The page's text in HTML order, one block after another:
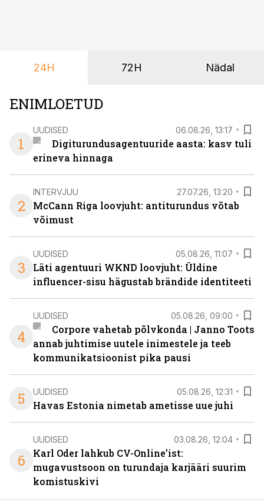
nendele vajadustele vastanud uuendusega, mis pakub
24H 72H Nädal
ENIMLOETUD
1
UUDISED 06.08.26, 13:17
Digiturundusagentuuride aasta: kasv tuli
erineva hinnaga
2
INTERVJUU 27.07.26, 13:20
McCann Riga loovjuht: antiturundus võtab
võimust
3
UUDISED 05.08.26, 11:07
Läti agentuuri WKND loovjuht: Üldine
influencer-sisu hägustab brändide identiteeti
4
UUDISED 05.08.26, 09:00
Corpore vahetab põlvkonda | Janno Toots
annab juhtimise uutele inimestele ja teeb
kommunikatsioonist pika pausi
5 UUDISED 05.08.26, 12:31
Havas Estonia nimetab ametisse uue juhi
6
UUDISED 03.08.26, 12:04
Karl Oder lahkub CV-Online’ist:
mugavustsoon on turundaja karjääri suurim
komistuskivi